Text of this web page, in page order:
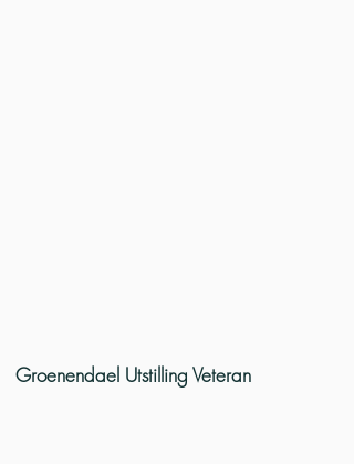
Groenendael Utstilling Veteran